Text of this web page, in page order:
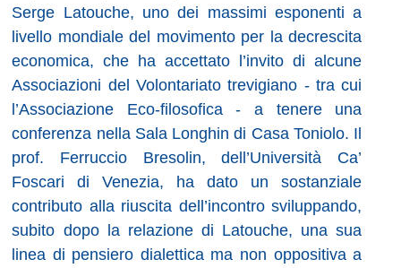
Serge Latouche, uno dei massimi esponenti a
livello mondiale del movimento per la decrescita
economica, che ha accettato l’invito di alcune
Associazioni del Volontariato trevigiano - tra cui
l’Associazione Eco-filosofica - a tenere una
conferenza nella Sala Longhin di Casa Toniolo. Il
prof. Ferruccio Bresolin, dell’Università Ca’
Foscari di Venezia, ha dato un sostanziale
contributo alla riuscita dell’incontro sviluppando,
subito dopo la relazione di Latouche, una sua
linea di pensiero dialettica ma non oppositiva a